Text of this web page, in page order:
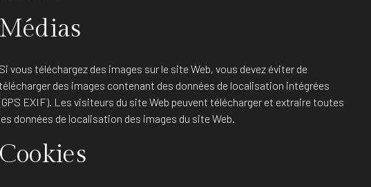
Médias
Si vous téléchargez des images sur le site Web, vous devez éviter de
télécharger des images contenant des données de localisation intégrées
EXIF). Les visiteurs du site Web peuvent télécharger et extraire toutes
les données de localisation des images du site Web.
Cookies